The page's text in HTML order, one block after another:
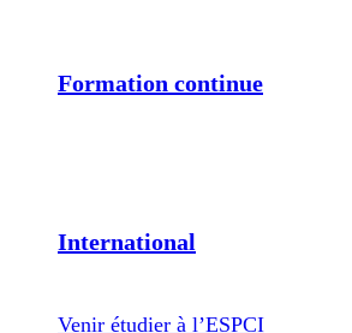
Formation continue
International
Venir étudier à l’ESPCI